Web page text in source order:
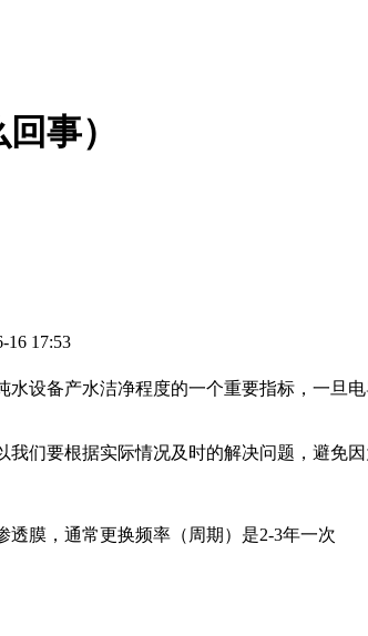
事）
16 17:53
设备产水洁净程度的一个重要指标，一旦
们要根据实际情况及时的解决问题，避免
膜，通常更换频率（周期）是2-3年一次